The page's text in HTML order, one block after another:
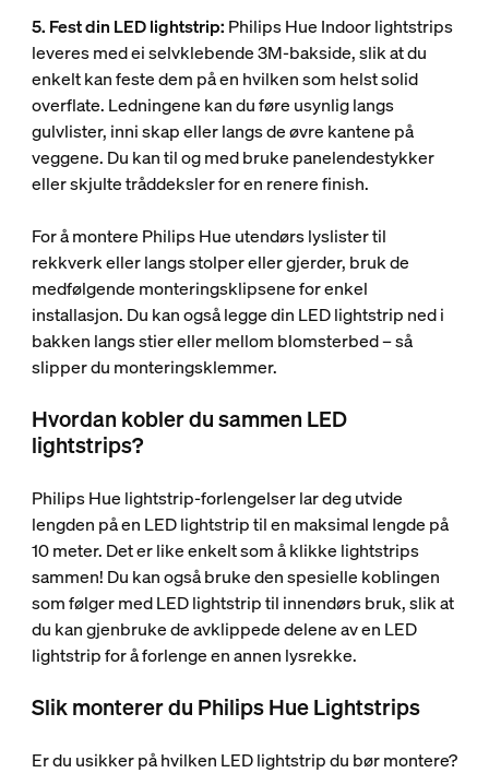
5. Fest din LED lightstrip: Philips Hue Indoor lightstrips
leveres med ei selvklebende 3M-bakside, slik at du
enkelt kan feste dem på en hvilken som helst solid
overflate. Ledningene kan du føre usynlig langs
gulvlister, inni skap eller langs de øvre kantene på
veggene. Du kan til og med bruke panelendestykker
eller skjulte tråddeksler for en renere finish.
For å montere Philips Hue utendørs lyslister til
rekkverk eller langs stolper eller gjerder, bruk de
medfølgende monteringsklipsene for enkel
installasjon. Du kan også legge din LED lightstrip ned i
bakken langs stier eller mellom blomsterbed – så
slipper du monteringsklemmer.
Hvordan kobler du sammen LED
lightstrips?
Philips Hue lightstrip-forlengelser lar deg utvide
lengden på en LED lightstrip til en maksimal lengde på
10 meter. Det er like enkelt som å klikke lightstrips
sammen! Du kan også bruke den spesielle koblingen
som følger med LED lightstrip til innendørs bruk, slik at
du kan gjenbruke de avklippede delene av en LED
lightstrip for å forlenge en annen lysrekke.
Slik monterer du Philips Hue Lightstrips
Er du usikker på hvilken LED lightstrip du bør montere?